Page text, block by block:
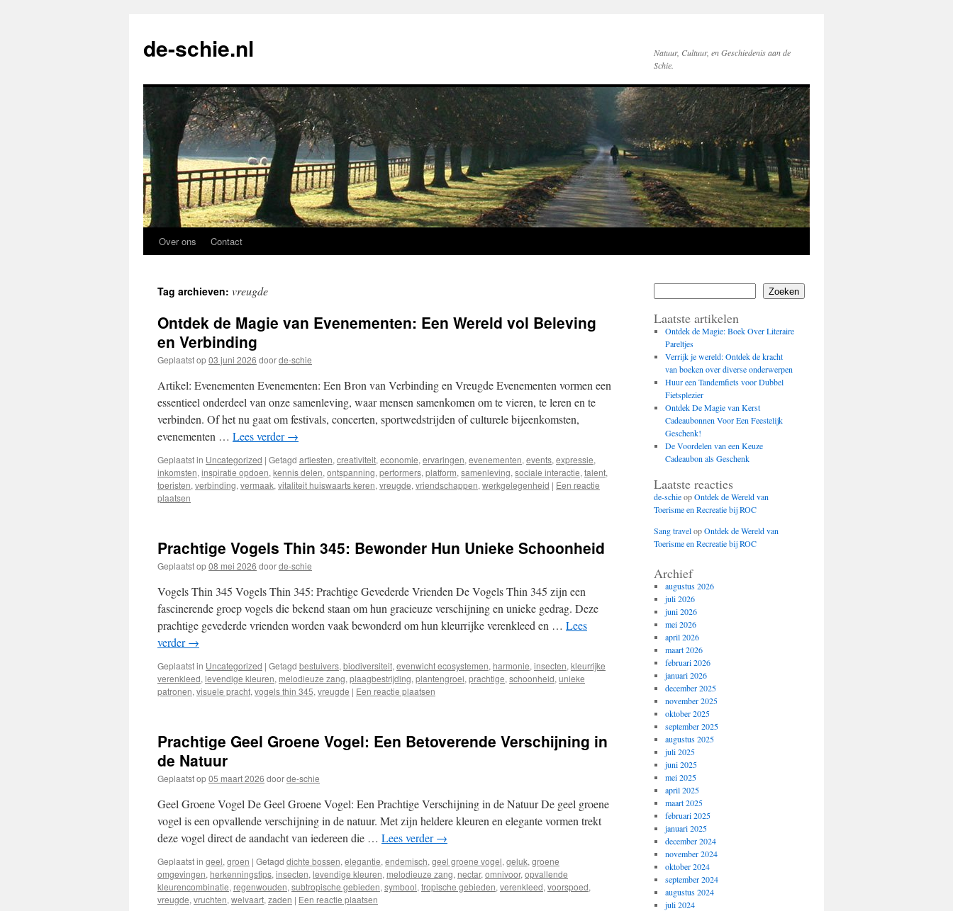
de-schie.nl
Natuur, Cultuur, en Geschiedenis aan de
Schie.
Spring
inhoud
Over ons Contact
Tag archieven: vreugde
Ontdek de Magie van Evenementen: Een Wereld vol Beleving
en Verbinding
Geplaatst op03 juni 2026 doorde-schie
Artikel: Evenementen Evenementen: Een Bron van Verbinding en Vreugde Evenementen vormen een
essentieel onderdeel van onze samenleving, waar mensen samenkomen om te vieren, te leren en te
verbinden. Of het nu gaat om festivals, concerten, sportwedstrijden of culturele bijeenkomsten,
evenementen … Lees verder→
Geplaatst in Uncategorized | Getagd artiesten, creativiteit, economie, ervaringen, evenementen, events, expressie,
inkomsten, inspiratie opdoen, kennis delen, ontspanning, performers, platform, samenleving, sociale interactie, talent,
toeristen, verbinding, vermaak, vitaliteit huiswaarts keren, vreugde, vriendschappen, werkgelegenheid | Een reactie
plaatsen
Prachtige Vogels Thin 345: Bewonder Hun Unieke Schoonheid
Geplaatst op08 mei 2026 doorde-schie
Vogels Thin 345 Vogels Thin 345: Prachtige Gevederde Vrienden De Vogels Thin 345 zijn een
fascinerende groep vogels die bekend staan om hun gracieuze verschijning en unieke gedrag. Deze
prachtige gevederde vrienden worden vaak bewonderd om hun kleurrijke verenkleed en … Lees
verder→
Geplaatst in Uncategorized | Getagd bestuivers, biodiversiteit, evenwicht ecosystemen, harmonie, insecten, kleurrijke
verenkleed, levendige kleuren, melodieuze zang, plaagbestrijding, plantengroei, prachtige, schoonheid, unieke
patronen, visuele pracht, vogels thin 345, vreugde | Een reactie plaatsen
Prachtige Geel Groene Vogel: Een Betoverende Verschijning in
de Natuur
Geplaatst op05 maart 2026 doorde-schie
Geel Groene Vogel De Geel Groene Vogel: Een Prachtige Verschijning in de Natuur De geel groene
vogel is een opvallende verschijning in de natuur. Met zijn heldere kleuren en elegante vormen trekt
deze vogel direct de aandacht van iedereen die … Lees verder→
Geplaatst in geel, groen | Getagd dichte bossen, elegantie, endemisch, geel groene vogel, geluk, groene
omgevingen, herkenningstips, insecten, levendige kleuren, melodieuze zang, nectar, omnivoor, opvallende
kleurencombinatie, regenwouden, subtropische gebieden, symbool, tropische gebieden, verenkleed, voorspoed,
vreugde, vruchten, welvaart, zaden | Een reactie plaatsen
Zoeken
Laatste artikelen
Ontdek de Magie: Boek Over Literaire
Pareltjes
Verrijk je wereld: Ontdek de kracht
van boeken over diverse onderwerpen
Huur een Tandemfiets voor Dubbel
Fietsplezier
Ontdek De Magie van Kerst
Cadeaubonnen Voor Een Feestelijk
Geschenk!
De Voordelen van een Keuze
Cadeaubon als Geschenk
Laatste reacties
de-schieopOntdek de Wereld van
Toerisme en Recreatie bij ROC
Sang travelopOntdek de Wereld van
Toerisme en Recreatie bij ROC
Archief
augustus 2026
juli 2026
juni 2026
mei 2026
april 2026
maart 2026
februari 2026
januari 2026
december 2025
november 2025
oktober 2025
september 2025
augustus 2025
juli 2025
juni 2025
mei 2025
april 2025
maart 2025
februari 2025
januari 2025
december 2024
november 2024
oktober 2024
september 2024
augustus 2024
juli 2024